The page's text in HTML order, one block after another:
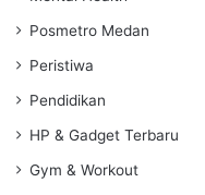
Posmetro Medan
Peristiwa
Pendidikan
HP & Gadget Terbaru
Gym & Workout